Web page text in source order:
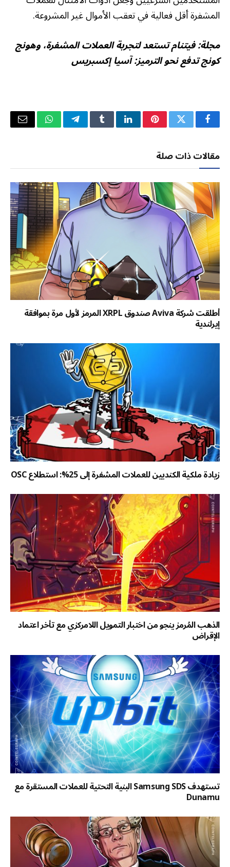
المشفرة أقل فعالية في تعقب الأموال غير المشروعة.
مجلة:فيتنام تستعد لتجربة العملات المشفرة، وهونج
كونج تدفع نحو الترميز: آسيا إكسبريس
فيسبوكتويتر بينتيريستلينكدإنTumblrتيلقرامواتسابالبريد
مقالات ذات صلة
أطلقت شركة Aviva صندوق XRPL المرمز لأول مرة بموافقة
إيرلندية
زيادة ملكية الكنديين للعملات المشفرة إلى 25%: استطلاع OSC
الذهب المُرمز ينجو من اختبار التمويل اللامركزي مع تأخر اعتماد
الإقراض
تستهدف Samsung SDS البنية التحتية للعملات المستقرة مع
Dunamu